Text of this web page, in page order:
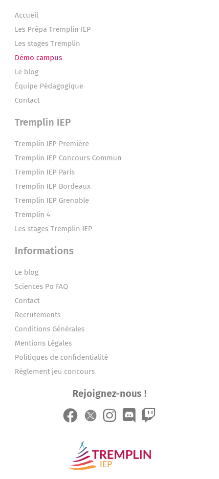
Accueil
Les Prépa Tremplin IEP
Les stages Tremplin
Démo campus
Le blog
Équipe Pédagogique
Contact
Tremplin IEP
Tremplin IEP Première
Tremplin IEP Concours Commun
Tremplin IEP Paris
Tremplin IEP Bordeaux
Tremplin IEP Grenoble
Tremplin 4
Les stages Tremplin IEP
Informations
Le blog
Sciences Po FAQ
Contact
Recrutements
Conditions Générales
Mentions Légales
Politiques de confidentialité
Règlement jeu concours
Rejoignez-nous !